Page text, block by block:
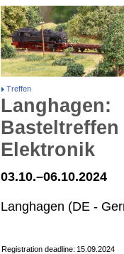
Treffen
Langhagen:
Elektronik
03.10.–06.10.2024
Langhagen (DE -
Registration deadline: 15.09.2024